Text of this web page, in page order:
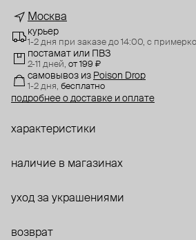
Москва
курьер
1-2 дня при заказе до 14:00, с
постамат или ПВЗ
2-11 дней, от 199 ₽
самовывоз из Poison Drop
1-2 дня, бесплатно
подробнее о доставке и оплате
характеристики
наличие в магазинах
уход за украшениями
возврат